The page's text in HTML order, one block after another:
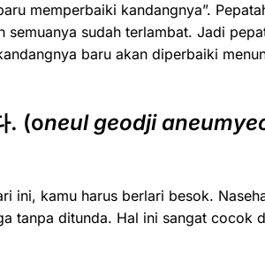
memperbaiki kandangnya”.
sudah terlambat. Jadi
baru akan diperbaiki
. (oneul geodji
ini, kamu harus berlari besok.
tanpa ditunda. Hal ini sangat cocok